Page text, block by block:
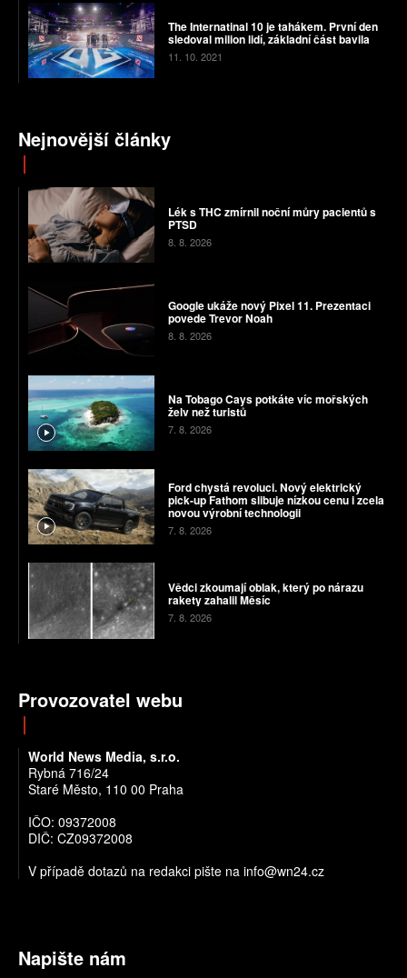
The Internatinal 10 je tahákem. První den
sledoval milion lidí, základní část bavila
11. 10. 2021
Nejnovější články
Lék s THC zmírnil noční můry pacientů s
PTSD
8. 8. 2026
Google ukáže nový Pixel 11. Prezentaci
povede Trevor Noah
8. 8. 2026
Na Tobago Cays potkáte víc mořských
želv než turistů
7. 8. 2026
Ford chystá revoluci. Nový elektrický
pick-up Fathom slibuje nízkou cenu i zcela
novou výrobní technologii
7. 8. 2026
Vědci zkoumají oblak, který po nárazu
rakety zahalil Měsíc
7. 8. 2026
Provozovatel webu
World News Media, s.r.o.
Rybná 716/24
Staré Město, 110 00 Praha
IČO: 09372008
DIČ: CZ09372008
V případě dotazů na redakci pište na info@wn24.cz
Napište nám